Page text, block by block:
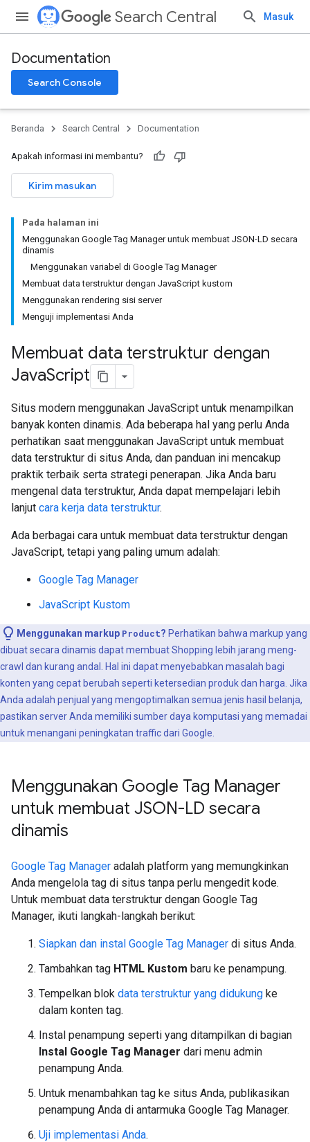
Search Central Masuk
Documentation
Search Console
Beranda Search Central Documentation
Apakah informasi ini membantu?
Kirim masukan
Pada halaman ini
Menggunakan Google Tag Manager untuk membuat JSON-LD secara
dinamis
Menggunakan variabel di Google Tag Manager
Membuat data terstruktur dengan JavaScript kustom
Menggunakan rendering sisi server
Menguji implementasi Anda
Membuat data terstruktur dengan
JavaScript
Situs modern menggunakan JavaScript untuk menampilkan
banyak konten dinamis. Ada beberapa hal yang perlu Anda
perhatikan saat menggunakan JavaScript untuk membuat
data terstruktur di situs Anda, dan panduan ini mencakup
praktik terbaik serta strategi penerapan. Jika Anda baru
mengenal data terstruktur, Anda dapat mempelajari lebih
lanjut cara kerja data terstruktur.
Ada berbagai cara untuk membuat data terstruktur dengan
JavaScript, tetapi yang paling umum adalah:
Google Tag Manager
JavaScript Kustom
Menggunakan markup Product? Perhatikan bahwa markup yang
dibuat secara dinamis dapat membuat Shopping lebih jarang meng-
crawl dan kurang andal. Hal ini dapat menyebabkan masalah bagi
konten yang cepat berubah seperti ketersedian produk dan harga. Jika
Anda adalah penjual yang mengoptimalkan semua jenis hasil belanja,
pastikan server Anda memiliki sumber daya komputasi yang memadai
untuk menangani peningkatan traffic dari Google.
Menggunakan Google Tag Manager
untuk membuat JSON-LD secara
dinamis
Google Tag Manager adalah platform yang memungkinkan
Anda mengelola tag di situs tanpa perlu mengedit kode.
Untuk membuat data terstruktur dengan Google Tag
Manager, ikuti langkah-langkah berikut:
Siapkan dan instal Google Tag Manager di situs Anda.
Tambahkan tag HTML Kustom baru ke penampung.
Tempelkan blok data terstruktur yang didukung ke
dalam konten tag.
Instal penampung seperti yang ditampilkan di bagian
Instal Google Tag Manager dari menu admin
penampung Anda.
Untuk menambahkan tag ke situs Anda, publikasikan
penampung Anda di antarmuka Google Tag Manager.
Uji implementasi Anda.